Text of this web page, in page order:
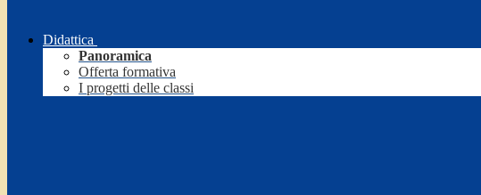
Didattica
Panoramica
Offerta formativa
I progetti delle classi